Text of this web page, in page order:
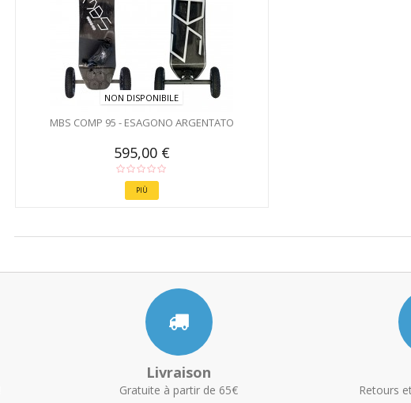
NON DISPONIBILE
MBS COMP 95 - ESAGONO ARGENTATO
595,00 €
PIÙ
Livraison
Gratuite à partir de 65€ Retours